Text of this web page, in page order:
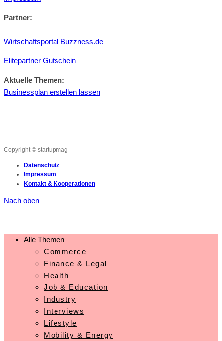
Partner:
Wirtschaftsportal Buzzness.de
Elitepartner Gutschein
Aktuelle Themen:
Businessplan erstellen lassen
Copyright © startupmag
Datenschutz
Impressum
Kontakt & Kooperationen
Nach oben
Alle Themen
Commerce
Finance & Legal
Health
Job & Education
Industry
Interviews
Lifestyle
Mobility & Energy